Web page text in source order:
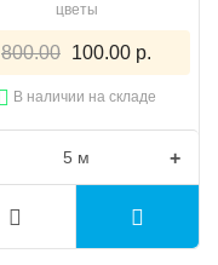
цветы
800.00 100.00 р.
В наличии на складе
+